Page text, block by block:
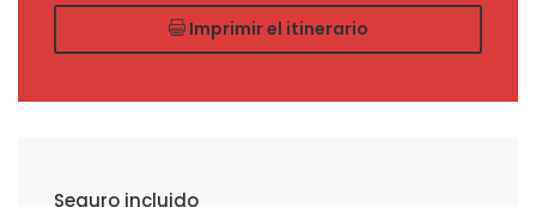
Imprimir el itinerario
Seguro incluido